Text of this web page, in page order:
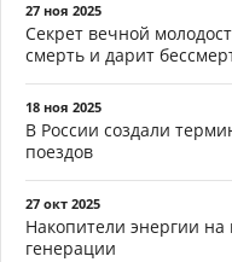
27 ноя 2025
Секрет вечной
смерть и дарит
18 ноя 2025
В России создали
поездов
27 окт 2025
Накопители энергии
генерации